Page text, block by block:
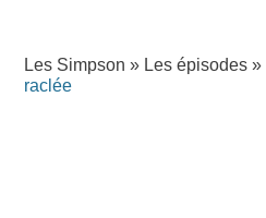
Les Simpson » Les épisodes »
raclée